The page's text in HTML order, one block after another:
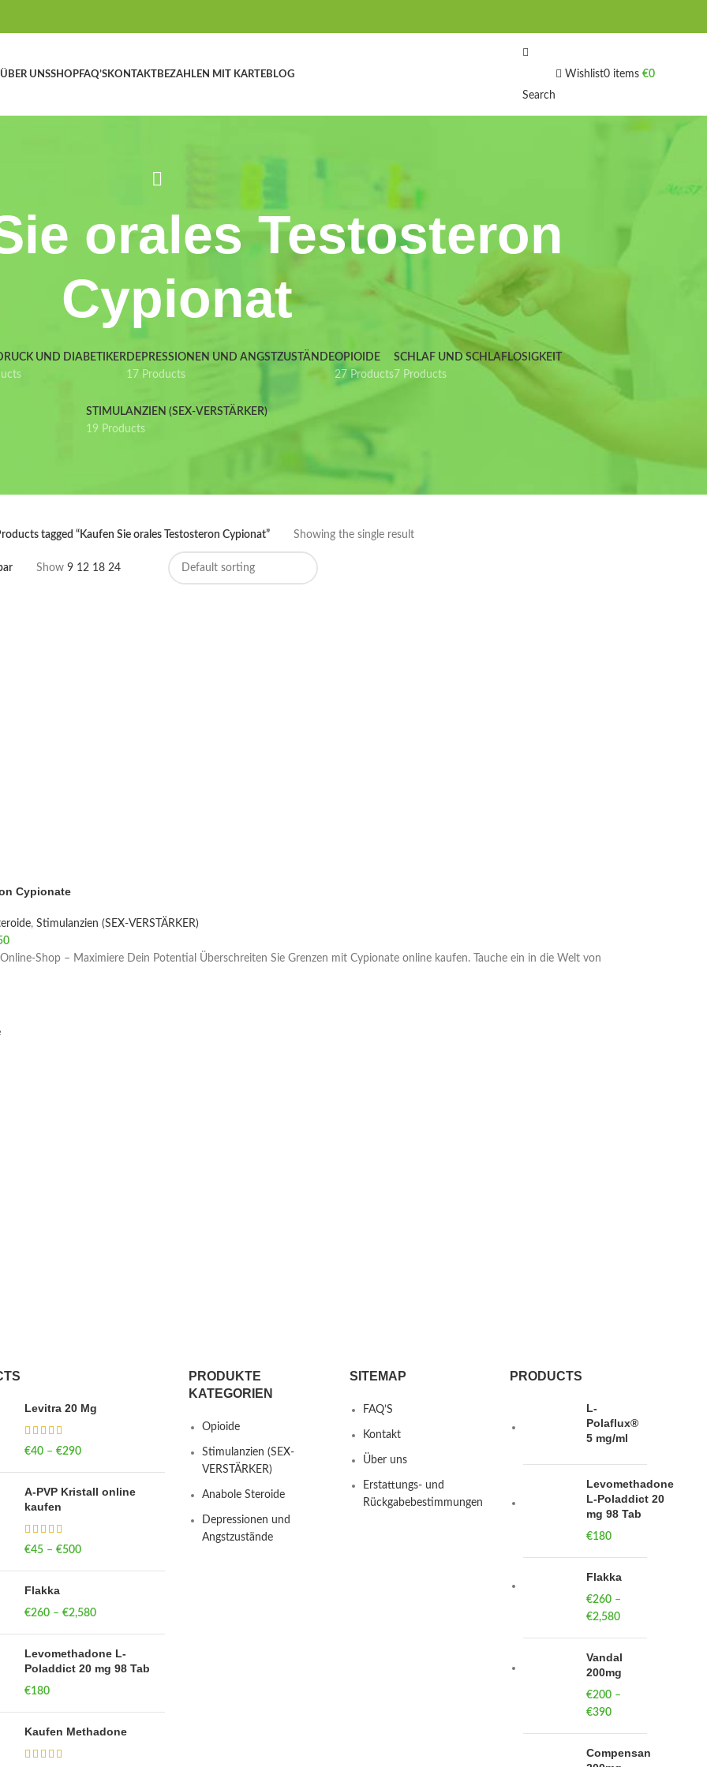
ÜBER UNSSHOPFAQ’SKONTAKTBEZAHLEN MIT KARTEBLOG
Search
Wishlist0 items €0
orales Testosteron
Cypionat
UND DIABETIKERDEPRESSIONEN UND ANGSTZUSTÄNDE
17 Products
OPIOIDE
27 Products
SCHLAF UND SCHLAFLOSIGKEIT
7 Products
STIMULANZIEN (SEX-VERSTÄRKER)
19 Products
tagged “Kaufen Sie orales Testosteron Cypionat” Showing the single result
Show 9 12 18 24
Cypionate
, Stimulanzien (SEX-VERSTÄRKER)
Shop – Maximiere Dein Potential Überschreiten Sie Grenzen mit Cypionate online kaufen. Tauche ein in die Welt von
Levitra 20 Mg
€40 – €290Price range: €40
A-PVP Kristall online
kaufen
€45 – €500Price range: €45
Flakka
€260 – €2,580Price range:
€2,580
Levomethadone L-
Poladdict 20 mg 98 Tab
€180
Kaufen Methadone
PRODUKTE
KATEGORIEN
Opioide
Stimulanzien (SEX-
VERSTÄRKER)
Anabole Steroide
Depressionen und
Angstzustände
SITEMAP
FAQ’S
Kontakt
Über uns
Erstattungs- und
Rückgabebestimmungen
PRODUCTS
L-
Polaflux®
5 mg/ml
Levomethadone
L-Poladdict 20
mg 98 Tab
€180
Flakka
€260 –
€2,580
€260
through
Vandal
200mg
€200 –
€390
Compensan